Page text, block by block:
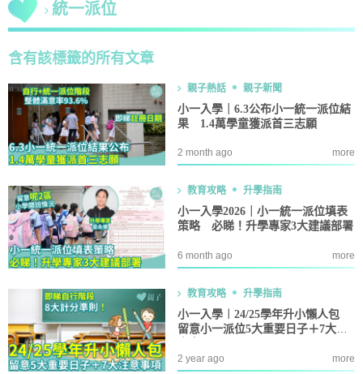
統一派位
含有該標籤的所有文章
親子熱話 親子新聞
小一入學｜6.3公布小一統一派位結
果 1.4萬學童獲派首三志願
2 month ago more
教育攻略 升學指南
小一入學2026｜小一統一派位填表
策略 必睇！升學專家3大建議部署
6 month ago more
教育攻略 升學指南
小一入學︱24/25學年升小懶人包
留意小一派位5大重要日子＋7大注
2 year ago more